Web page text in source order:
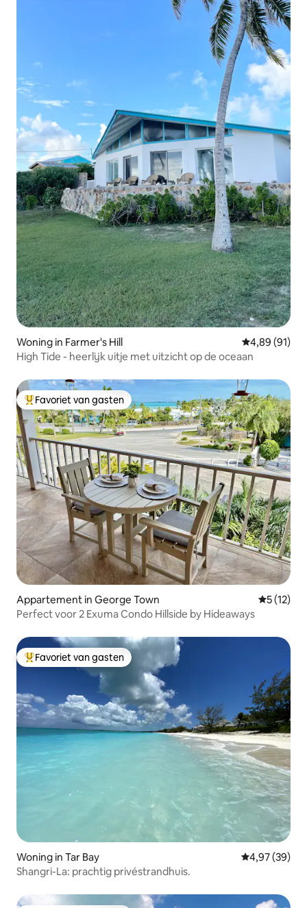
Woning in Farmer's Hill Gemiddelde
4,89 (91)
High Tide - heerlijk uitje met uitzicht op de oceaan
Topfavoriet van gasten
Favoriet van gasten
Appartement in George Town
5 (12)
Perfect voor 2 Exuma Condo Hillside by Hideaways
Topfavoriet van gasten
Favoriet van gasten
Woning in Tar Bay Gemiddelde
4,97 (39)
Shangri-La: prachtig privéstrandhuis.